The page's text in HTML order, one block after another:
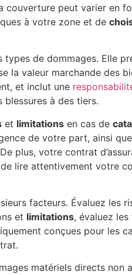
couverture peut varier en
à votre zone et de
de dommages. Elle
la valeur marchande des
et inclut une
à des tiers.
et limitations en cas de
de votre part, ainsi
plus, votre contrat
lire attentivement votre
facteurs. Évaluez les
et limitations, évaluez
conçues pour les
matériels directs non